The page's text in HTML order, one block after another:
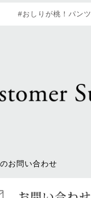
#おしりが桃！パンツ
お問い合わせ